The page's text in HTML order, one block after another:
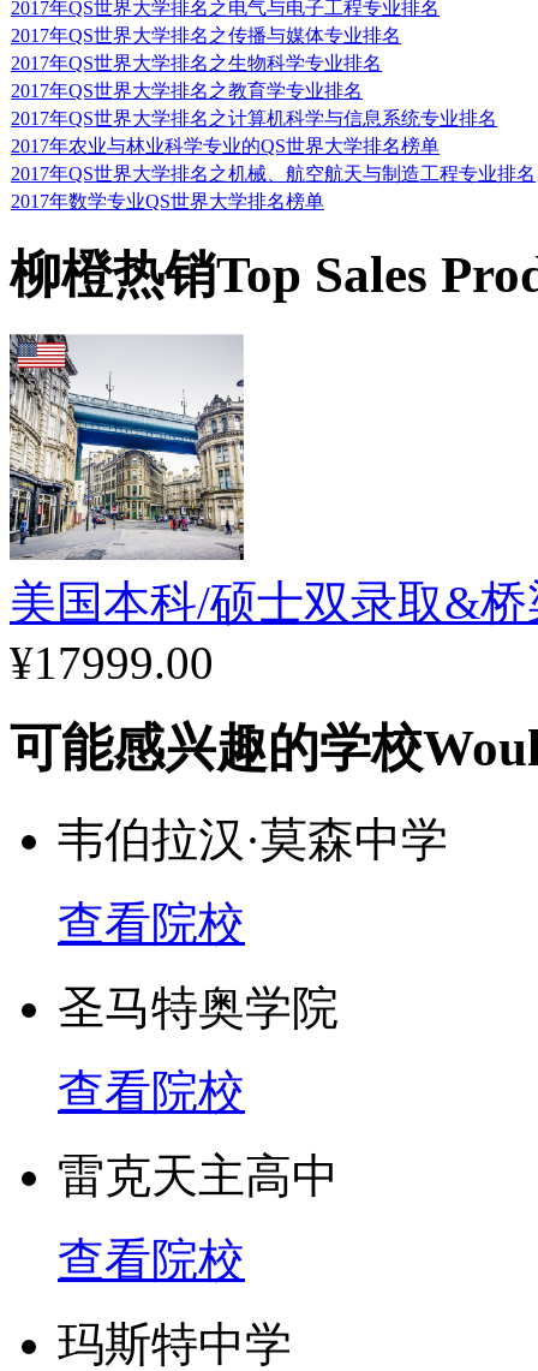
住宿情况
在诺克斯维尔小城内居
择大学内的便宜的学生
近刚刚修建成的维多利
生提供共13个学生公寓
住，因此可以得到很多
学校位置
学校地址:320 Student
37996
所在州: 田纳西州
在校学生:25649人
建校时间:1794年
2017年QS世界大学排名之电气与电子工程专业排名
2017年QS世界大学排名之传播与媒体专业排名
2017年QS世界大学排名之生物科学专业排名
2017年QS世界大学排名之教育学专业排名
2017年QS世界大学排名之计算机科学与信息系统专业排名
2017年农业与林业科学专业的QS世界大学排名榜单
2017年QS世界大学排名之机械、航空航天与制造工程专业排名
2017年数学专业QS世界大学排名榜单
柳橙热销Top Sales
美国本科/硕士双录取&
¥17999.00
可能感兴趣的学校
韦伯拉汉·莫森中学
查看院校
圣马特奥学院
查看院校
雷克天主高中
查看院校
玛斯特中学